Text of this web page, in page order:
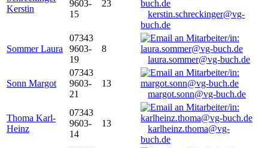
Kerstin
9603-
15
23
kerstin.schreckinger@vg-
buch.de
Sommer Laura
07343
9603-
19
8
laura.sommer@vg-buch.de
Sonn Margot
07343
9603-
21
13
margot.sonn@vg-buch.de
Thoma Karl-
Heinz
07343
9603-
14
13
karlheinz.thoma@vg-
buch.de